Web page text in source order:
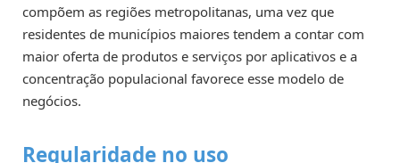
compõem as regiões metropolitanas, uma vez que
residentes de municípios maiores tendem a contar com
maior oferta de produtos e serviços por aplicativos e a
concentração populacional favorece esse modelo de
negócios.
Regularidade no uso